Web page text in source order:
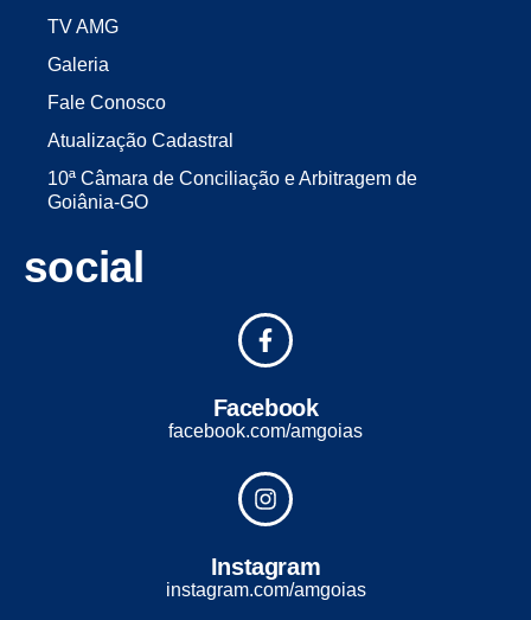
TV AMG
Galeria
Fale Conosco
Atualização Cadastral
10ª Câmara de Conciliação e Arbitragem de
Goiânia-GO
social
Facebook
facebook.com/amgoias
Instagram
instagram.com/amgoias